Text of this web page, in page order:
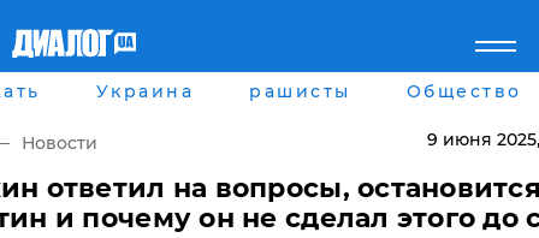
Главная
рассея
Беларусь
Военное обозрение
Города
Харьков
Днепр
Украина рашисты Общество
Новости 9 июня 2025
ответил на вопросы,
и почему он не сделал этого до